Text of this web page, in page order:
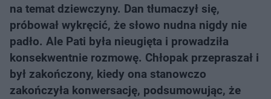
na temat dziewczyny. Dan tłumaczył się,
próbował wykręcić, że słowo nudna nigdy nie
padło. Ale Pati była nieugięta i prowadziła
konsekwentnie rozmowę. Chłopak przepraszał i
był zakończony, kiedy ona stanowczo
zakończyła konwersację, podsumowując, że